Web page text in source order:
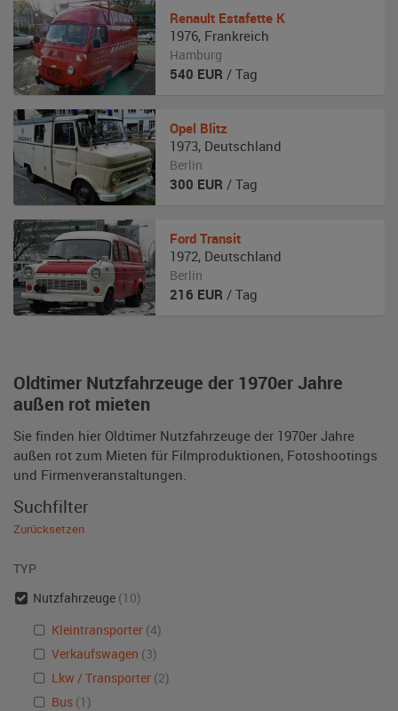
Oldtimer Nutzfahrzeuge der 1970er Jahre
außen rot mieten
Sie finden hier Oldtimer Nutzfahrzeuge der 1970er Jahre
außen rot zum Mieten für Filmproduktionen, Fotoshootings
und Firmenveranstaltungen.
Renault Estafette K
1976, Frankreich
Hamburg
540 EUR / Tag
Opel Blitz
1973, Deutschland
Berlin
300 EUR / Tag
Ford Transit
1972, Deutschland
Berlin
216 EUR / Tag
Suchfilter
Zurücksetzen
TYP
Nutzfahrzeuge (10)
Kleintransporter (4)
Verkaufswagen (3)
Lkw / Transporter (2)
Bus (1)